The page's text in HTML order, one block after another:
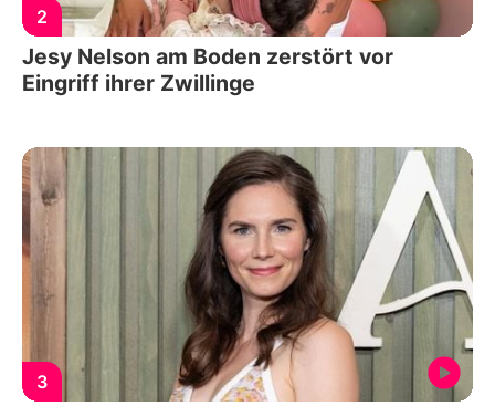
2
Jesy Nelson am Boden zerstört vor
Eingriff ihrer Zwillinge
3